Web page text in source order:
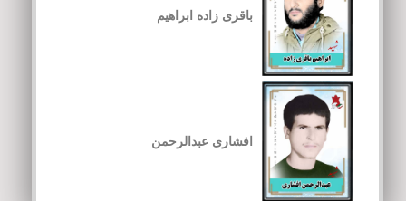
باقری زاده ابراهیم
افشاری عبدالرحمن